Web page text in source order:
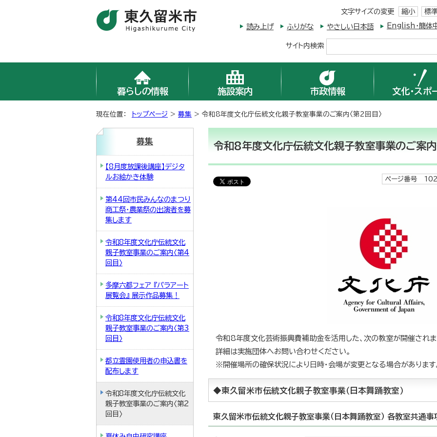
文字サイズの変更 縮小 標
読み上げ ふりがな やさしい日本語 English・簡体
サイト内検索
暮らしの情報 施設案内 市政情報 文化・スポ
現在位置： トップページ > 募集 > 令和8年度文化庁伝統文化親子教室事業のご案内〈第2回目〉
令和8年度文化庁伝統文化親子教室事業のご案内
ページ番号
令和8年度文化芸術振興費補助金を活用した、次の教室が開催されま
詳細は実施団体へお問い合わせください。
※開催場所の確保状況により日時・会場が変更となる場合があります
◆東久留米市伝統文化親子教室事業（日本舞踊教室）
東久留米市伝統文化親子教室事業（日本舞踊教室） 各教室共通事
募集
【8月度放課後講座】デジタ
ルお絵かき体験
第44回市民みんなのまつり
商工祭・農業祭の出演者を募
集します
令和8年度文化庁伝統文化
親子教室事業のご案内〈第4
回目〉
多摩六都フェア 『パラアート
展覧会』 展示作品募集！
令和8年度文化庁伝統文化
親子教室事業のご案内〈第3
回目〉
都立霊園使用者の申込書を
配布します
令和8年度文化庁伝統文化
親子教室事業のご案内〈第2
回目〉